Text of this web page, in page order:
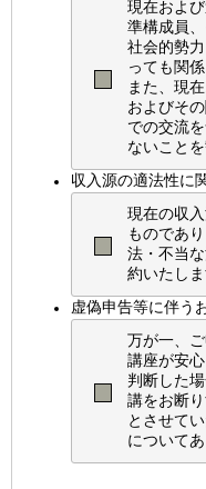
現在およ
準構成員
社会的勢
っても関
また、現
およびそ
での交流
ないこと
収入源の適法性に
現在の収
ものであ
法・不当
約いたしま
虚偽申告等に伴う
万が一、
講座が安
判断した
講をお断
とさせて
について